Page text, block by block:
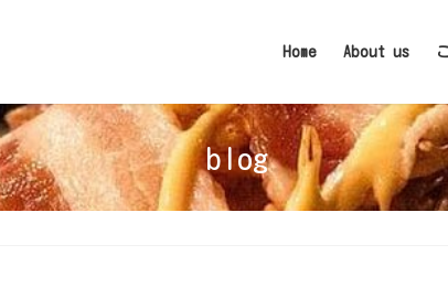
Home About us
blog